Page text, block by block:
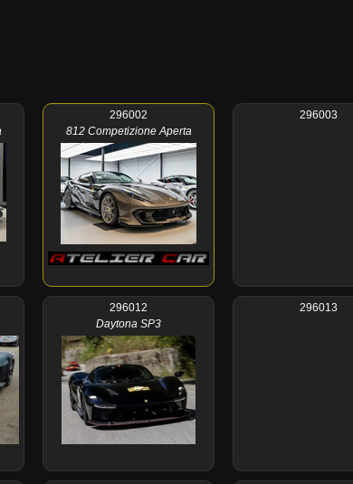
296002
812 Competizione Aperta
296003
296012
Daytona SP3
296013